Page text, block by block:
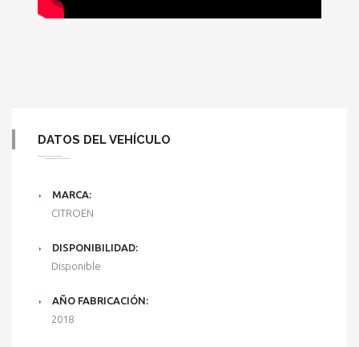
DATOS DEL VEHÍCULO
MARCA:
CITROEN
DISPONIBILIDAD:
Disponible
AÑO FABRICACIÓN:
2018